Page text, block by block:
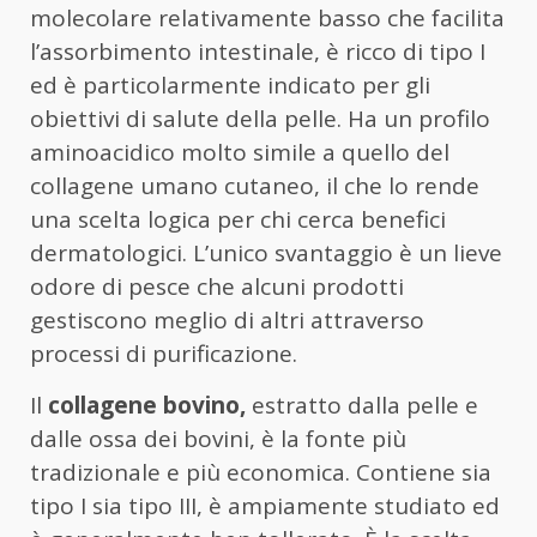
molecolare relativamente basso che facilita
l’assorbimento intestinale, è ricco di tipo I
ed è particolarmente indicato per gli
obiettivi di salute della pelle. Ha un profilo
aminoacidico molto simile a quello del
collagene umano cutaneo, il che lo rende
una scelta logica per chi cerca benefici
dermatologici. L’unico svantaggio è un lieve
odore di pesce che alcuni prodotti
gestiscono meglio di altri attraverso
processi di purificazione.
Il collagene bovino, estratto dalla pelle e
dalle ossa dei bovini, è la fonte più
tradizionale e più economica. Contiene sia
tipo I sia tipo III, è ampiamente studiato ed